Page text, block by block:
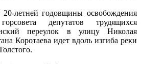
летней годовщины освобождения
депутатов трудящихся
переулок в улицу Николая
Коротаева идет вдоль изгиба реки